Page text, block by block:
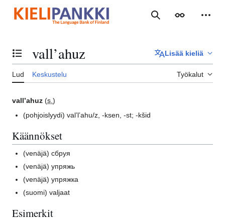
sisältöön
Haku Ulkoasu
Vaihda sisällysluettelo
vall’ahuz Lisää kieliä
Lud Keskustelu Työkalut
vall’ahuz (s. )
(pohjoislyydi)val’l’ahu/z, -ksen, -st; -kšid
Käännökset
(venäjä)сбруя
(venäjä)упряжь
(venäjä)упряжка
(suomi)valjaat
Esimerkit